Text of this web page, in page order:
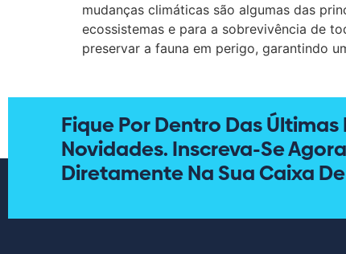
mudanças climáticas são algumas das
ecossistemas e para a sobrevivência de
preservar a fauna em perigo, garantindo
Fique Por Dentro Das Últimas
Novidades. Inscreva-Se
Diretamente Na Sua Caixa